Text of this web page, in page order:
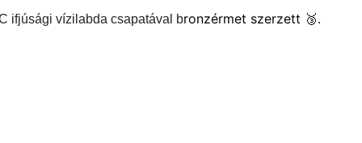
ifjúsági vízilabda csapatával bronzérmet szerzett 🥉.